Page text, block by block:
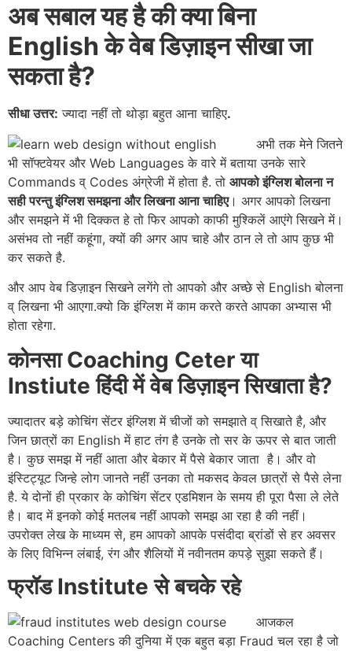
अब सबाल यह है की क्या बिना
English के वेब डिज़ाइन सीखा जा
सकता है?
सीधा उत्तर: ज्यादा नहीं तो थोड़ा बहुत आना चाहिए.
अभी तक मेने जितने
भी सॉफ्टवेयर और Web Languages के वारे में बताया उनके सारे
Commands व् Codes अंग्रेजी में होता है. तो आपको इंग्लिश बोलना न
सही परन्तु इंग्लिश समझना और लिखना आना चाहिए। अगर आपको लिखना
और समझने में भी दिक्कत हे तो फिर आपको काफी मुश्किलें आएंगे सिखने में।
असंभव तो नहीं कहूंगा, क्यों की अगर आप चाहे और ठान ले तो आप कुछ भी
कर सकते है.
और आप वेब डिज़ाइन सिखने लगेंगे तो आपको और अच्छे से English बोलना
व् लिखना भी आएगा.क्यो कि इंग्लिश में काम करते करते आपका अभ्यास भी
होता रहेगा.
कोनसा Coaching Ceter या
Instiute हिंदी में वेब डिज़ाइन सिखाता है?
ज्यादातर बड़े कोचिंग सेंटर इंग्लिश में चीजों को समझाते व् सिखाते है, और
जिन छात्रों का English में हाट तंग है उनके तो सर के ऊपर से बात जाती
है। कुछ समझ में नहीं आता और बेकार में पैसे बेकार जाता है। और वो
इंस्टिट्यूट जिन्हे लोग जानते नहीं उनका तो मकसद केवल छात्रों से पैसे लेना
है. ये दोनों ही प्रकार के कोचिंग सेंटर एडमिशन के समय ही पूरा पैसा ले लेते
है। बाद में इनको कोई मतलब नहीं आपको समझ आ रहा है की नहीं।
उपरोक्त लेख के माध्यम से, हम आपको आपके पसंदीदा ब्रांडों से हर अवसर
के लिए विभिन्न लंबाई, रंग और शैलियों में नवीनतम कपड़े सुझा सकते हैं।
फ्रॉड Institute से बचके रहे
आजकल
Coaching Centers की दुनिया में एक बहुत बड़ा Fraud चल रहा है जो